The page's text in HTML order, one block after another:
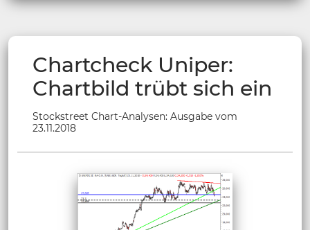
Chartcheck Uniper:
Chartbild trübt sich ein
Stockstreet Chart-Analysen: Ausgabe vom
23.11.2018